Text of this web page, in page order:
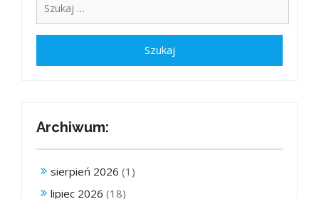
Archiwum:
sierpień 2026 (1)
lipiec 2026 (18)